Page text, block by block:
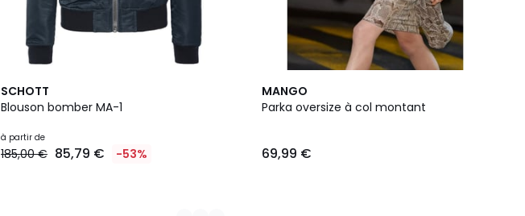
SCHOTT
Blouson bomber MA-1
à partir de
185,00 € 85,79 € -53%
3
Couleurs
MANGO
Parka oversize à col montant
69,99 €